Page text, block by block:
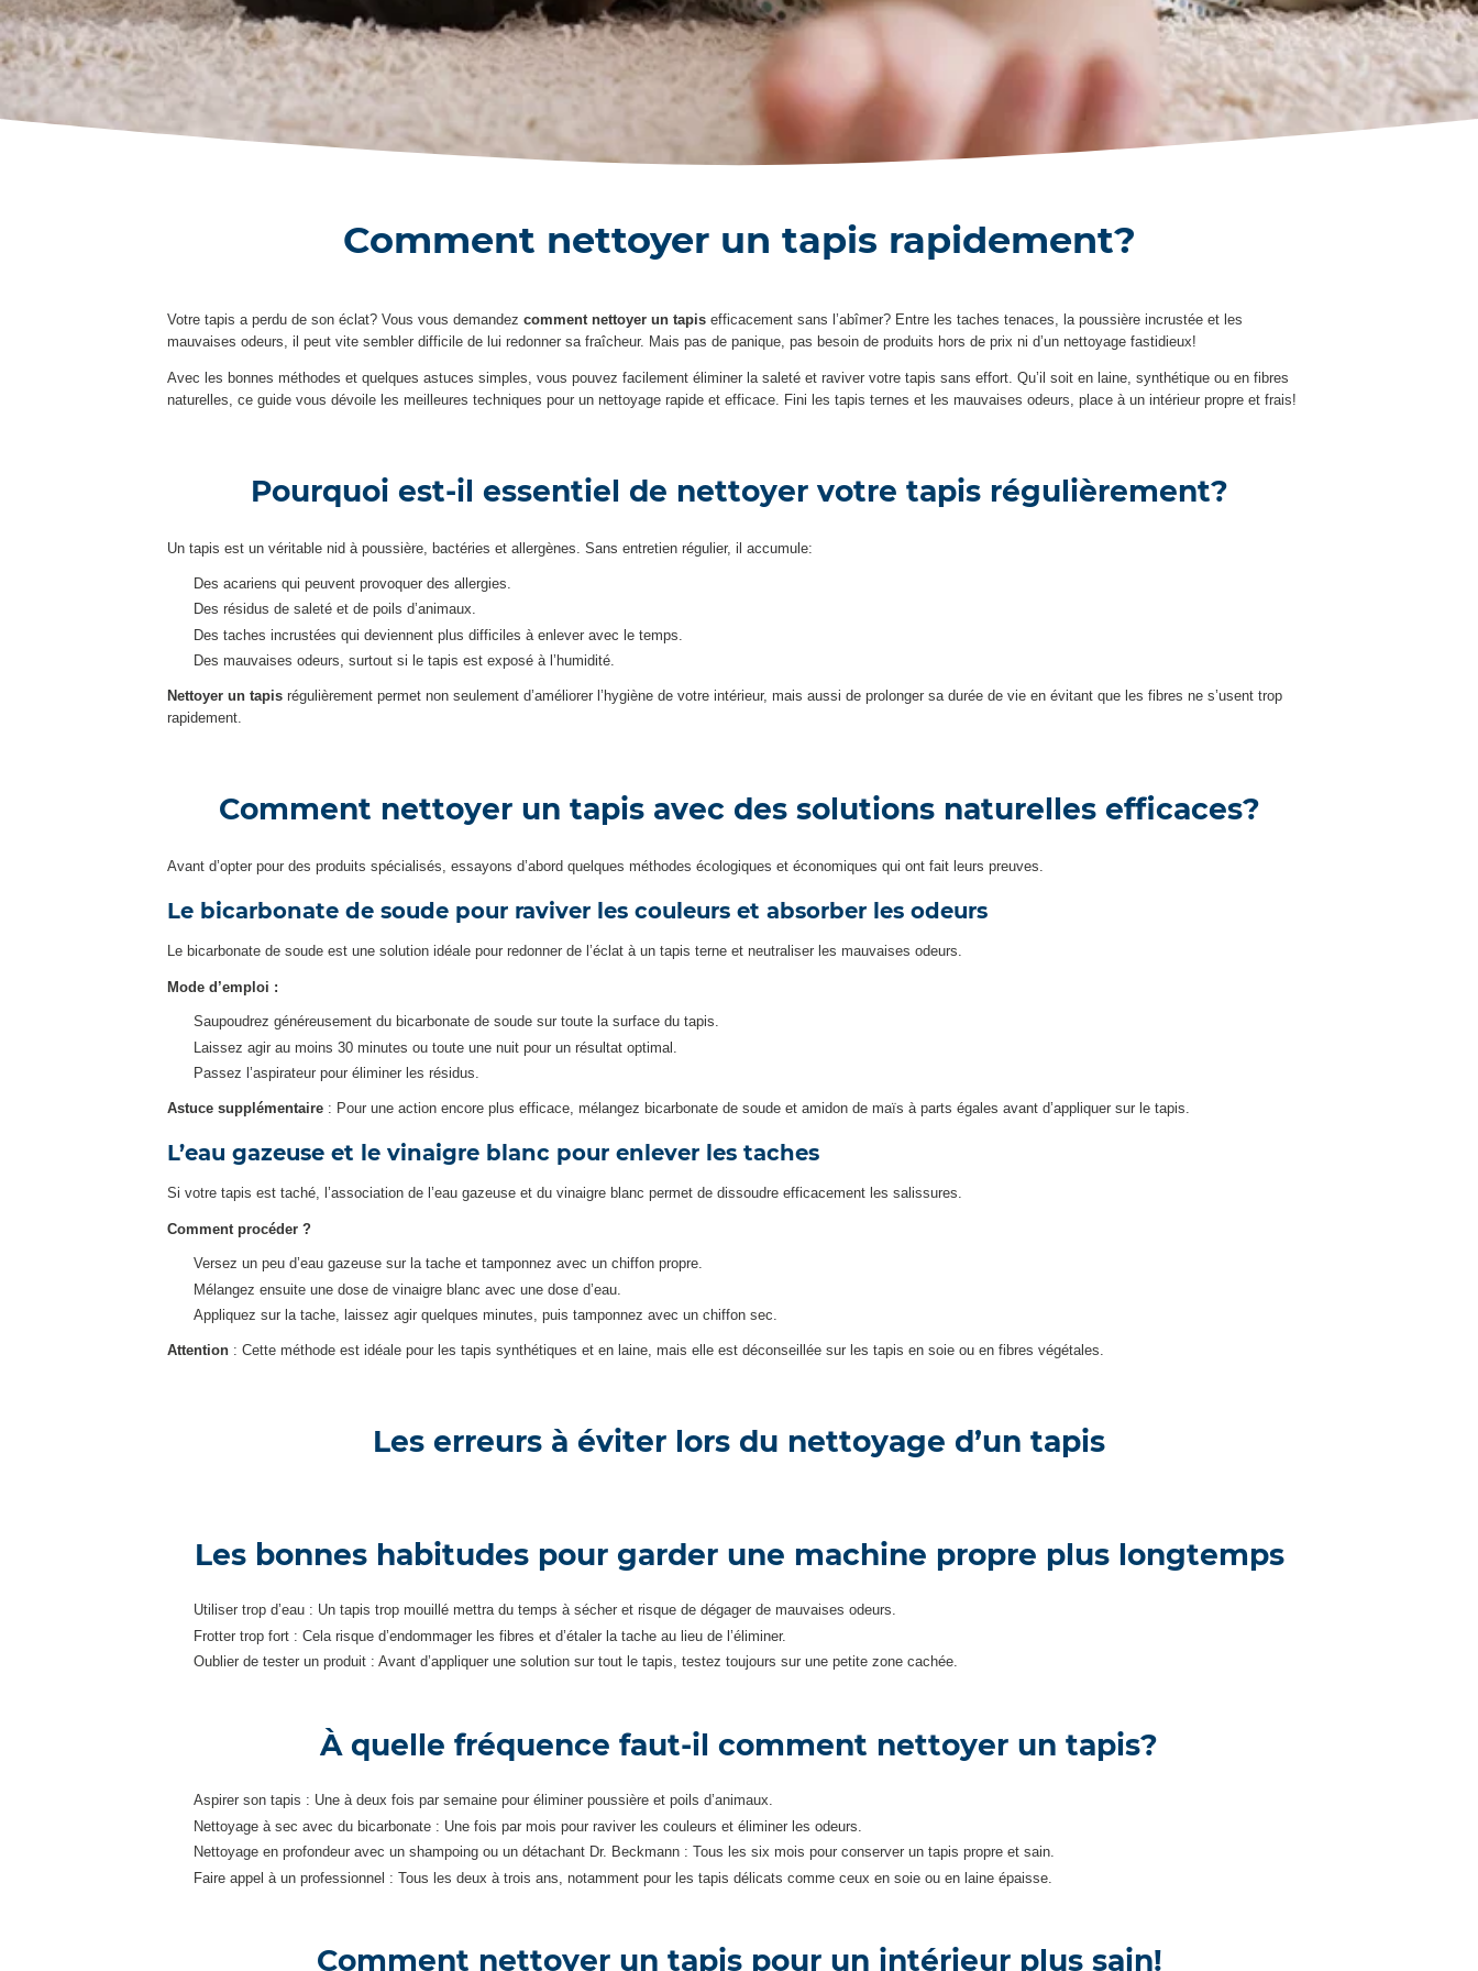
Comment nettoyer un tapis rapidement?
Votre tapis a perdu de son éclat? Vous vous demandez comment nettoyer un tapisefficacement sans l’abîmer? Entre les taches tenaces, la poussière incrustée et les
mauvaises odeurs, il peut vite sembler difficile de lui redonner sa fraîcheur. Mais pas de panique, pas besoin de produits hors de prix ni d’un nettoyage fastidieux!
Avec les bonnes méthodes et quelques astuces simples, vous pouvez facilement éliminer la saleté et raviver votre tapis sans effort. Qu’il soit en laine, synthétique ou en fibres
naturelles, ce guide vous dévoile les meilleures techniques pour un nettoyage rapide et efficace. Fini les tapis ternes et les mauvaises odeurs, place à un intérieur propre et frais!
Pourquoi est-il essentiel de nettoyer votre tapis régulièrement?
Un tapis est un véritable nid à poussière, bactéries et allergènes. Sans entretien régulier, il accumule:
Des acariens qui peuvent provoquer des allergies.
Des résidus de saleté et de poils d’animaux.
Des taches incrustées qui deviennent plus difficiles à enlever avec le temps.
Des mauvaises odeurs, surtout si le tapis est exposé à l’humidité.
Nettoyer un tapisrégulièrement permet non seulement d’améliorer l’hygiène de votre intérieur, mais aussi de prolonger sa durée de vie en évitant que les fibres ne s’usent trop
rapidement.
Comment nettoyer un tapis avec des solutions naturelles efficaces?
Avant d’opter pour des produits spécialisés, essayons d’abord quelques méthodes écologiques et économiques qui ont fait leurs preuves.
Le bicarbonate de soude pour raviver les couleurs et absorber les odeurs
Le bicarbonate de soude est une solution idéale pour redonner de l’éclat à un tapis terne et neutraliser les mauvaises odeurs.
Mode d’emploi :
Saupoudrez généreusement du bicarbonate de soude sur toute la surface du tapis.
Laissez agir au moins 30 minutes ou toute une nuit pour un résultat optimal.
Passez l’aspirateur pour éliminer les résidus.
Astuce supplémentaire: Pour une action encore plus efficace, mélangez bicarbonate de soude et amidon de maïs à parts égales avant d’appliquer sur le tapis.
L’eau gazeuse et le vinaigre blanc pour enlever les taches
Si votre tapis est taché, l’association de l’eau gazeuse et du vinaigre blanc permet de dissoudre efficacement les salissures.
Comment procéder ?
Versez un peu d’eau gazeuse sur la tache et tamponnez avec un chiffon propre.
Mélangez ensuite une dose de vinaigre blanc avec une dose d’eau.
Appliquez sur la tache, laissez agir quelques minutes, puis tamponnez avec un chiffon sec.
Attention: Cette méthode est idéale pour les tapis synthétiques et en laine, mais elle est déconseillée sur les tapis en soie ou en fibres végétales.
Les erreurs à éviter lors du nettoyage d’un tapis
Les bonnes habitudes pour garder une machine propre plus longtemps
Utiliser trop d’eau : Un tapis trop mouillé mettra du temps à sécher et risque de dégager de mauvaises odeurs.
Frotter trop fort : Cela risque d’endommager les fibres et d’étaler la tache au lieu de l’éliminer.
Oublier de tester un produit : Avant d’appliquer une solution sur tout le tapis, testez toujours sur une petite zone cachée.
À quelle fréquence faut-il comment nettoyer un tapis?
Aspirer son tapis : Une à deux fois par semaine pour éliminer poussière et poils d’animaux.
Nettoyage à sec avec du bicarbonate : Une fois par mois pour raviver les couleurs et éliminer les odeurs.
Nettoyage en profondeur avec un shampoing ou un détachant Dr. Beckmann : Tous les six mois pour conserver un tapis propre et sain.
Faire appel à un professionnel : Tous les deux à trois ans, notamment pour les tapis délicats comme ceux en soie ou en laine épaisse.
Comment nettoyer un tapis pour un intérieur plus sain!